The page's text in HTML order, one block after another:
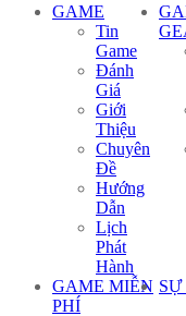
GAME
Tin
Game
Đánh
Giá
Giới
Thiệu
Chuyên
Đề
Hướng
Dẫn
Lịch
Phát
Hành
GAME MIỄN
PHÍ